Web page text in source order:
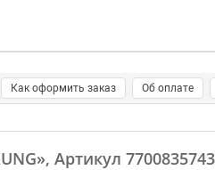
Как оформить заказ Об оплате
, Артикул